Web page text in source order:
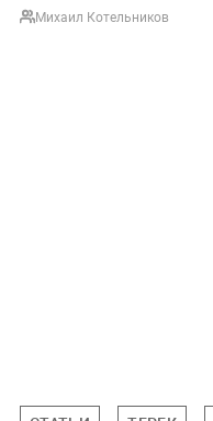
Михаил Котельников